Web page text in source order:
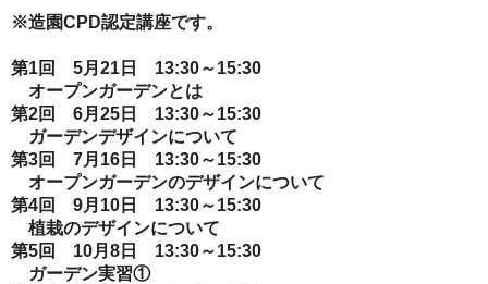
※造園CPD認定講座です。
第1回 5月21日 13:30～15:30
オープンガーデンとは
第2回 6月25日 13:30～15:30
ガーデンデザインについて
第3回 7月16日 13:30～15:30
オープンガーデンのデザインについて
第4回 9月10日 13:30～15:30
植栽のデザインについて
第5回 10月8日 13:30～15:30
ガーデン実習①